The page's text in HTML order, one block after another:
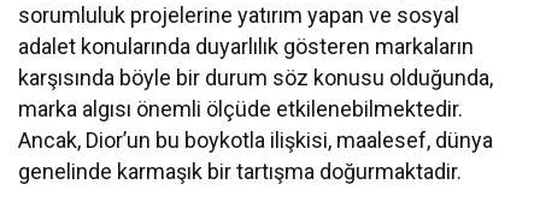
sorumluluk projelerine yatırım yapan ve sosyal
adalet konularında duyarlılık gösteren markaların
karşısında böyle bir durum söz konusu olduğunda,
marka algısı önemli ölçüde etkilenebilmektedir.
Ancak, Dior’un bu boykotla ilişkisi, maalesef, dünya
genelinde karmaşık bir tartışma doğurmaktadir.